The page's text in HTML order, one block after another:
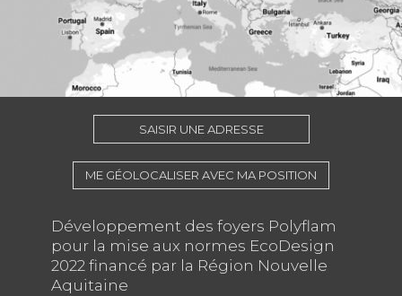
SAISIR UNE ADRESSE
ME GÉOLOCALISER AVEC MA POSITION
Développement des foyers Polyflam
pour la mise aux normes EcoDesign
2022 financé par la Région Nouvelle
Aquitaine